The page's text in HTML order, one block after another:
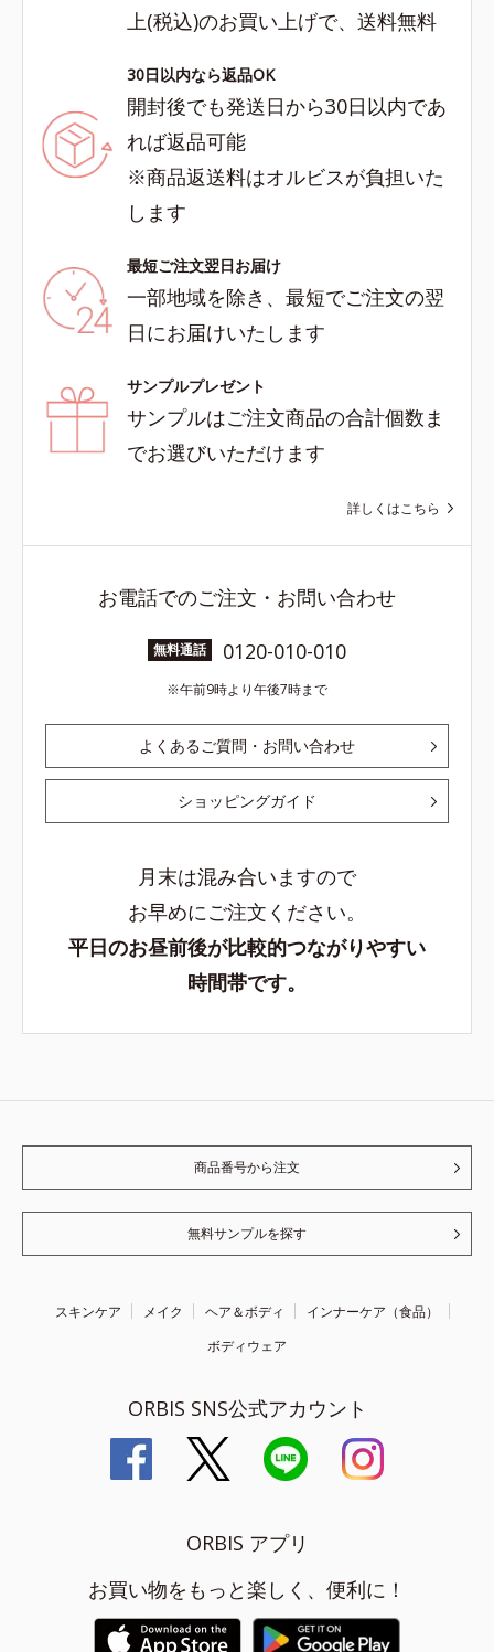
上(税込)のお買い上げで、送料無料
30日以内なら返品OK
開封後でも発送日から30日以内であ
れば返品可能
※商品返送料はオルビスが負担いた
します
最短ご注文翌日お届け
一部地域を除き、最短でご注文の翌
日にお届けいたします
サンプルプレゼント
サンプルはご注文商品の合計個数ま
でお選びいただけます
詳しくはこちら
お電話でのご注文・お問い合わせ
無料通話 0120-010-010
午前9時より午後7時まで
よくあるご質問・お問い合わせ
ショッピングガイド
月末は混み合いますので
お早めにご注文ください。
平日のお昼前後が比較的つながりやすい
時間帯です。
商品番号から注文
無料サンプルを探す
スキンケア メイク ヘア＆ボディ
インナーケア（食品）
ボディウェア
ORBIS SNS公式アカウント
ORBIS アプリ
お買い物をもっと楽しく、便利に！